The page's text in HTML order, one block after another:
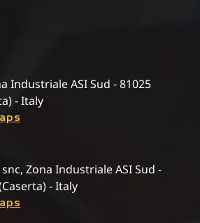
Industriale ASI Sud - 81025
- Italy
Zona Industriale ASI Sud -
- Italy